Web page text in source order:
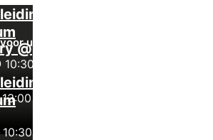
u
10:30
@
-
-